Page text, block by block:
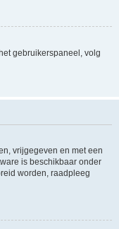
gebruikerspaneel, volg
vrijgegeven en met een
is beschikbaar onder
worden, raadpleeg